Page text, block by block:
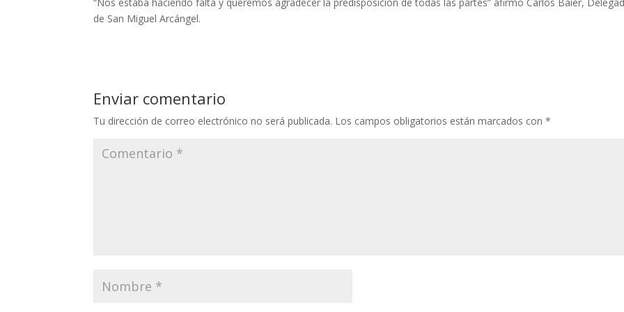
de San Miguel Arcángel.
Enviar comentario
Tu dirección de correo electrónico no será publicada. Los campos obligatorios están marcados con*